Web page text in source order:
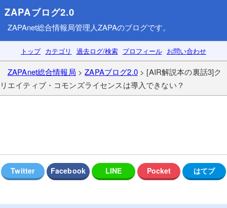
ZAPAブログ2.0
ZAPAnet総合情報局管理人ZAPAのブログです。
トップ カテゴリ 過去ログ/検索 プロフィール お問い合わせ
ZAPAnet総合情報局 >ZAPAブログ2.0> [AIR解説本の裏話3]ク
リエイティブ・コモンズライセンスは導入できない？